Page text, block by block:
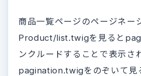
商品一覧ページのページネー
Product/list.twigを見ると
ンクルードすることで表示さ
pagination.twigをのぞいて見